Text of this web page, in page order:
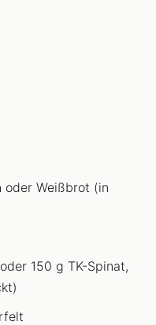
oder Weißbrot (in
150 g TK-Spinat,